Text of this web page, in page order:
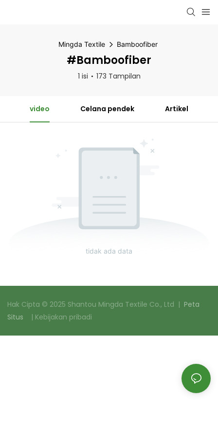
Mingda Textile Bamboofiber
#Bamboofiber
1 isi 173 Tampilan
video Celana pendek Artikel
tidak ada data
Hak Cipta © 2025 Shantou Mingda Textile Co., Ltd | Peta
Situs
| Kebijakan pribadi